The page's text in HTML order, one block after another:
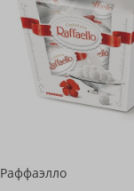
Раффаэлло